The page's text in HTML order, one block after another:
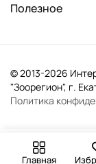
- +
Полезное
© 2013-2026
"Зоорегион", г.
Политика
Главная